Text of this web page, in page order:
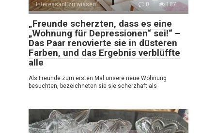
Interessant zu wissen 0 187
„Freunde scherzten, dass es eine
„Wohnung für Depressionen“ sei!“ –
Das Paar renovierte sie in düsteren
Farben, und das Ergebnis verblüffte
alle
Als Freunde zum ersten Mal unsere neue Wohnung
besuchten, bezeichneten sie sie scherzhaft als